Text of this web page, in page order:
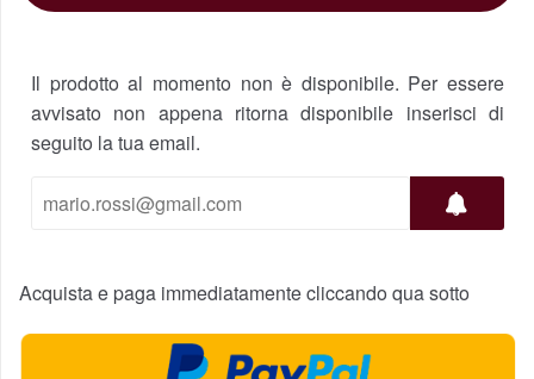
Il prodotto al momento non è disponibile. Per essere
avvisato non appena ritorna disponibile inserisci di
seguito la tua email.
Acquista e paga immediatamente cliccando qua sotto